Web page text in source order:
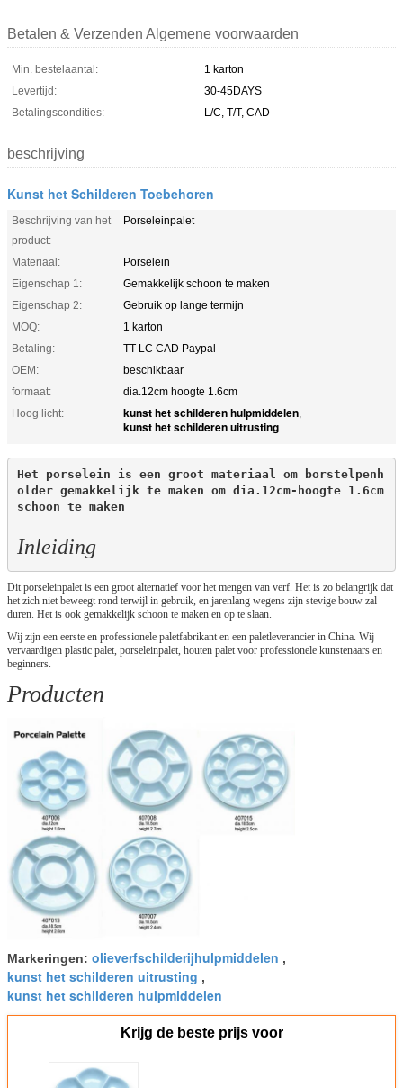
Betalen & Verzenden Algemene voorwaarden
Min. bestelaantal:
1 karton
Levertijd:
30-45DAYS
Betalingscondities:
L/C, T/T, CAD
beschrijving
Kunst het Schilderen Toebehoren
Beschrijving van het
product:
Porseleinpalet
Materiaal:
Porselein
Eigenschap 1:
Gemakkelijk schoon te maken
Eigenschap 2:
Gebruik op lange termijn
MOQ:
1 karton
Betaling:
TT LC CAD Paypal
OEM:
beschikbaar
formaat:
dia.12cm hoogte 1.6cm
Hoog licht:
kunst het schilderen hulpmiddelen,
kunst het schilderen uitrusting
Het porselein is een groot materiaal om borstelpenh
older gemakkelijk te maken om dia.12cm-hoogte 1.6cm
schoon te maken
Inleiding
Dit porseleinpalet is een groot alternatief voor het mengen van verf. Het is zo belangrijk dat
het zich niet beweegt rond terwijl in gebruik, en jarenlang wegens zijn stevige bouw zal
duren. Het is ook gemakkelijk schoon te maken en op te slaan.
Wij zijn een eerste en professionele paletfabrikant en een paletleverancier in China. Wij
vervaardigen plastic palet, porseleinpalet, houten palet voor professionele kunstenaars en
beginners.
Producten
Markeringen: olieverfschilderijhulpmiddelen ,
kunst het schilderen uitrusting ,
kunst het schilderen hulpmiddelen
Krijg de beste prijs voor